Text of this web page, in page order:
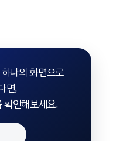
나의 화면으로
면,
확인해보세요.